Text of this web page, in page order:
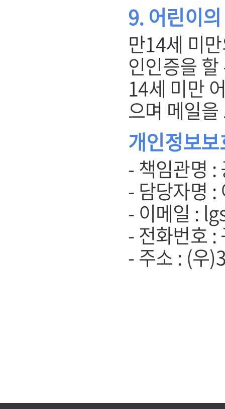
9. 어린이
만14세 미
인인증을
14세 미만
으며 메일
개인정보
- 책임관명 :
- 담당자명 :
- 이메일 :
- 전화번호
- 주소 : (우